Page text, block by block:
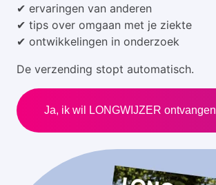
✔ ervaringen van anderen
✔ tips over omgaan met je ziekte
✔ ontwikkelingen in onderzoek
De verzending stopt automatisch.
Ja, ik wil LONGWIJZER ontvangen